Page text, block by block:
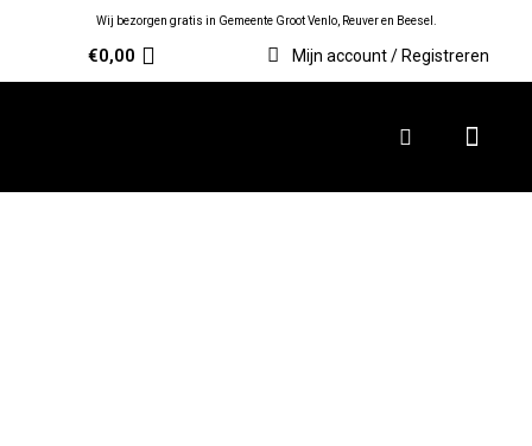
Wij bezorgen gratis in Gemeente Groot Venlo, Reuver en Beesel.
€0,00 Mijn account / Registreren